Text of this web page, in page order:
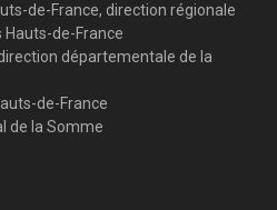
de-France, direction régionale
de-France
départementale de la
de-France
de la Somme